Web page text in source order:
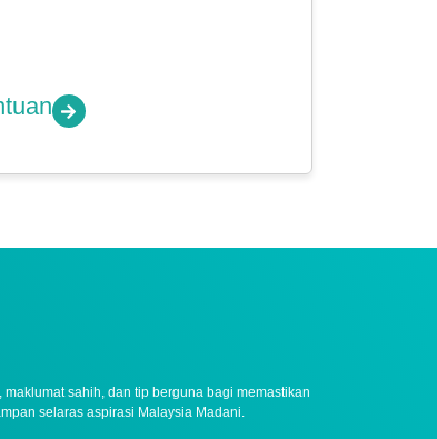
sahih, dan tip berguna bagi memastikan
selaras aspirasi Malaysia Madani.